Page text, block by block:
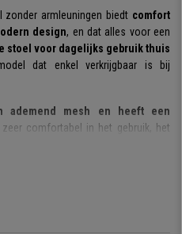
zonder armleuningen biedt comfort
design, en dat alles voor een
stoel voor dagelijks gebruik thuis
dat enkel verkrijgbaar is bij
ademend mesh en heeft een
comfortabel in het gebruik, het
vermogen en is bovendien
kantelmechanisme